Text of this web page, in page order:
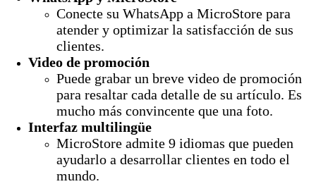
Conecte su WhatsApp a MicroStore para
atender y optimizar la satisfacción de sus
clientes.
Video de promoción
Puede grabar un breve video de promoción
para resaltar cada detalle de su artículo. Es
mucho más convincente que una foto.
Interfaz multilingüe
MicroStore admite 9 idiomas que pueden
ayudarlo a desarrollar clientes en todo el
mundo.